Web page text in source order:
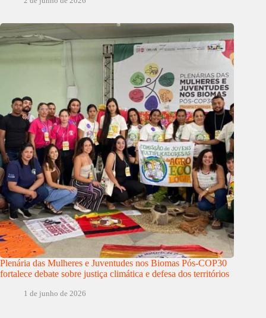
Plenária das Mulheres e Juventudes nos Biomas Pós-COP30
fortalece debate sobre justiça climática e defesa dos territórios
1 de junho de 2026